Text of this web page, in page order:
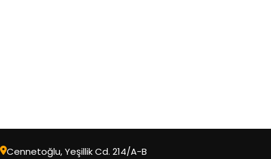
Cennetoğlu, Yeşillik Cd. 214/A-B